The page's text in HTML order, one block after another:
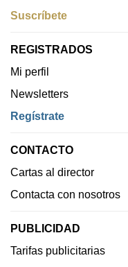
Suscríbete
REGISTRADOS
Mi perfil
Newsletters
Regístrate
CONTACTO
Cartas al director
Contacta con nosotros
PUBLICIDAD
Tarifas publicitarias